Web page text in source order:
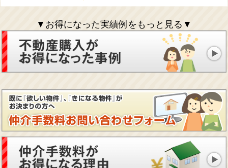
▼お得になった実績例をもっと見る▼